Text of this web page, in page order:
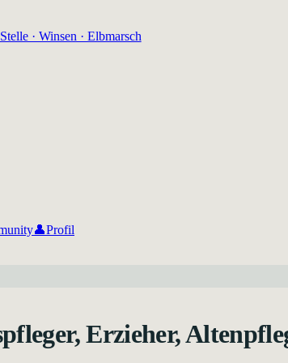
· Winsen · Elbmarsch
👤Profil
Erzieher,